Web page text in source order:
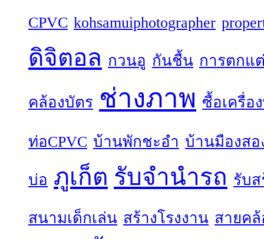
CPVC kohsamuiphotographer
ดิจิตอล กวนอู กันชื้น การตกแ
คล้องบัตร ช่างภาพ ซื้อเครื่อ
ท่อCPVC บ้านพักชะอำ บ้านมืองสอ
บ่อ ภูเก็ต รับจำนำรถ รับส
สนามเด็กเล่น สร้างโรงงาน สายคล้